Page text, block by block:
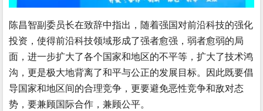
陈昌智副委员长在致辞中指出，随着强国对前沿科技的强化
投资，使得前沿科技领域形成了强者愈强，弱者愈弱的局
面，进一步扩大了各个国家和地区的不平等，扩大了技术鸿
沟，更是极大地背离了和平与公正的发展目标。因此既要倡
导国家和地区间的合理竞争，更要避免恶性竞争和敌对态
势，要兼顾国际合作，兼顾公平。